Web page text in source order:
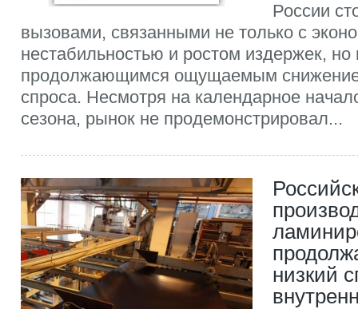
России
вызовами, связанными не только c
нестабильностью и ростом издержек, но
продолжающимся ощущаемым
спроса. Несмотря на календарное
сезона, рынок не продемонстрировал...
низкий